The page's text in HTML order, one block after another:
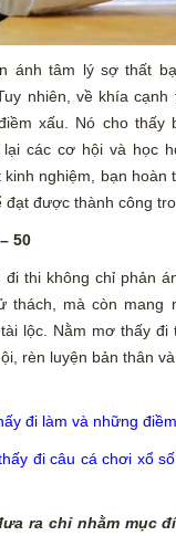
ánh tâm lý sợ thất
nhiên, về khía
xấu. Nó cho thấy
các cơ hội và học
nghiệm, bạn hoàn
đạt được thành công
50
thi không chỉ phản
thách, mà còn mang
lộc. Nằm mơ thấy đi
rèn luyện bản thân
đi làm và những
đi câu cá chơi xổ
ra chỉ nhằm mục